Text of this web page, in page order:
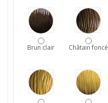
Brun clair Châtain foncé